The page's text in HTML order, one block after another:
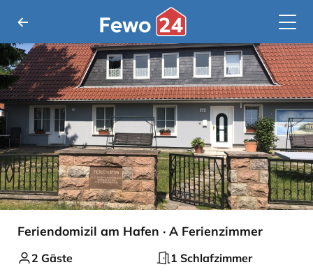
Feriendomizil am Hafen · A Ferienzimmer
2 Gäste
1 Schlafzimmer